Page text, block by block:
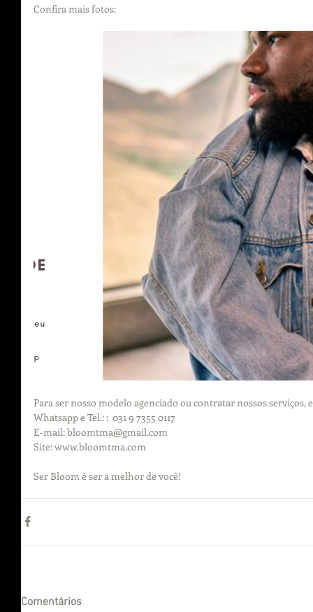
Confira mais fotos:
Para ser nosso modelo agenciado ou contratar nossos serviços,
Whatsapp e Tel.: :  031 9 7355 0117
E-mail: bloomtma@gmail.com
Site: www.bloomtma.com
Ser Bloom é ser a melhor de você!
Comentários